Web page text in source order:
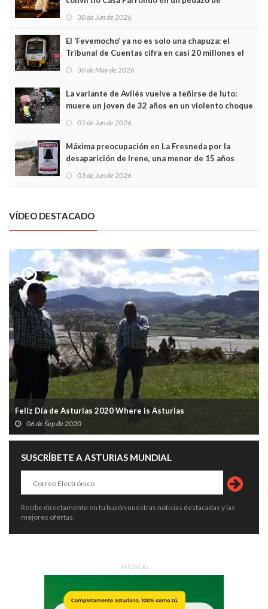
Asturias en Madrid
30 de Jun de 2026
El ‘Fevemocho’ ya no es solo una chapuza: el
Tribunal de Cuentas cifra en casi 20 millones el
sobrecoste de los trenes que no cabían por los
30 de May de 2026
La variante de Avilés vuelve a teñirse de luto:
muere un joven de 32 años en un violento choque
frontal
05 de Jun de 2026
Máxima preocupación en La Fresneda por la
desaparición de Irene, una menor de 15 años
03 de Jun de 2026
VÍDEO DESTACADO
Feliz Día de Asturias 2020 Where is Asturias
06 de Sep de 2020
SUSCRÍBETE A ASTURIAS MUNDIAL
Recibe directamente en tu buzón nuestras noticias destacadas y las
mejores ofertas.
ANUNCIO